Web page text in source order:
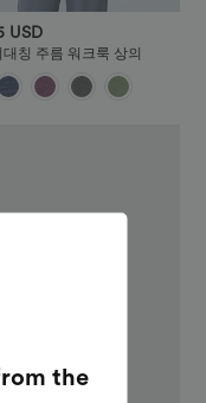
+8
USD
대칭 주름 워크룩 상의
the